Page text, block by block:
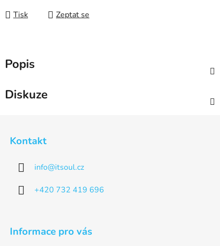
Tisk Zeptat se
Popis
Diskuze
Kontakt
info@itsoul.cz
+420 732 419 696
Informace pro vás